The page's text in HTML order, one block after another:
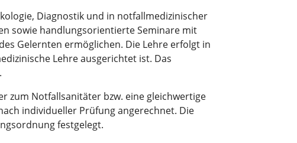
Diagnostik und in notfallmedizinischer
sowie handlungsorientierte Seminare mit
Gelernten ermöglichen. Die Lehre erfolgt in
Lehre ausgerichtet ist. Das
zum Notfallsanitäter bzw. eine gleichwertige
individueller Prüfung angerechnet. Die
festgelegt.